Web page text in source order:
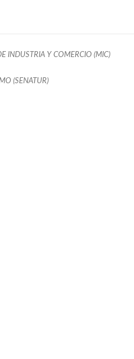
INDUSTRIA Y COMERCIO (MIC)
(SENATUR)